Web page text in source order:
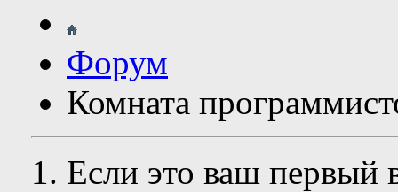
Форум
Комната
Если это ваш первый